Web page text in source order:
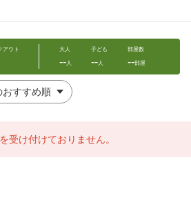
アウト 大人
--人
子ども
--人
部屋数
--部屋
受け付けておりません。